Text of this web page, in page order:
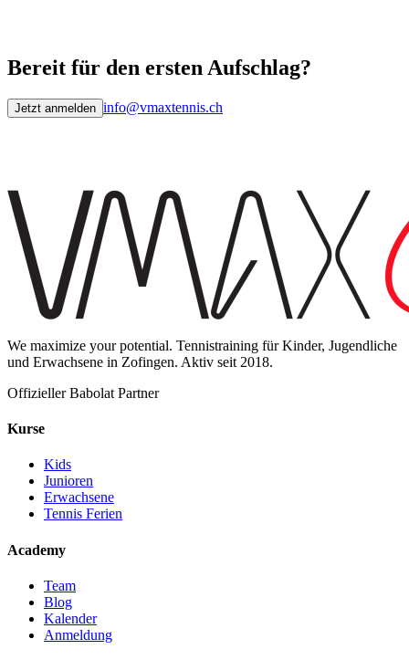
Bereit für den ersten Aufschlag?
Jetzt anmelden info@vmaxtennis.ch
We maximize your potential. Tennistraining für Kinder, Jugendliche
und Erwachsene in Zofingen. Aktiv seit 2018.
Offizieller Babolat Partner
Kurse
Kids
Junioren
Erwachsene
Tennis Ferien
Academy
Team
Blog
Kalender
Anmeldung